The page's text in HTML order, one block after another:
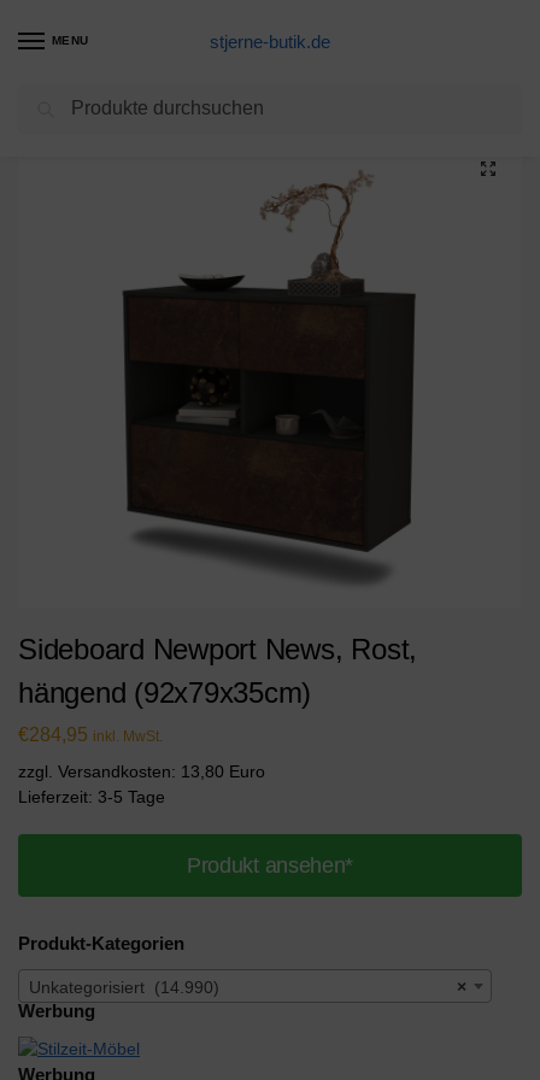
MENU stjerne-butik.de
Unkategorisiert / Sideboard Newport News, Rost, hängend (92x79x35cm)
Sideboard Newport News, Rost,
hängend (92x79x35cm)
€284,95 inkl. MwSt.
zzgl. Versandkosten: 13,80 Euro
Lieferzeit: 3-5 Tage
Produkt ansehen*
Produkt-Kategorien
×
Unkategorisiert (14.990)
Werbung
Werbung